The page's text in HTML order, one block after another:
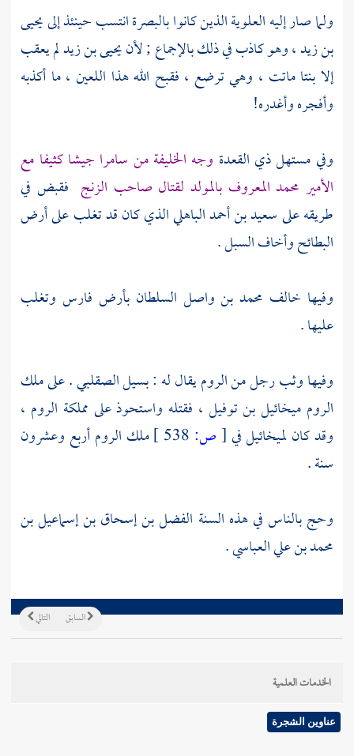
ولما صار إليه العلوية الذين كانوابالبصرةانتسب حينئذ إلىيحيى
بن زيد ،وهو كاذب في ذلك بالإجماع ; لأنيحيى بن زيدلم يعقب
إلا بنتا ماتت ، وهي ترضع ، فقبح الله هذا اللعين ، ما أكذبه
وأفجره وأغدره!
وفي مستهل ذي القعدة وجه الخليفة من سامرا جيشا كثيفا مع
الأمير محمد المعروف بالمولد لقتال صاحب الزنج فقبض في
طريقه علىسعيد بن أحمد الباهليالذي كان قد تغلب علىأرض
البطائحوأخاف السبل .
وفيها خالف محمد بن واصل السلطان بأرض فارس وتغلب
عليها .
وفيها وثب رجل منالروميقال له :بسيل الصقلبي. على ملك
الروم ميخائيل بن توفيل ، فقتله واستحوذ على مملكة الروم ،
وقد كانلميخائيلفي[ص: ملك الرومأربع وعشرون
سنة .
وحج بالناس في هذه السنة الفضل بن إسحاق بن إسماعيل بن
محمد بن علي العباسي.
التالي السابق
الخدمات العلمية
عناوين الشجرة